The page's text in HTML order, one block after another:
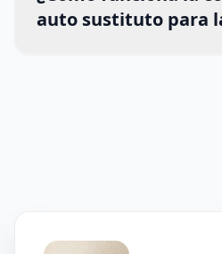
auto sustituto para